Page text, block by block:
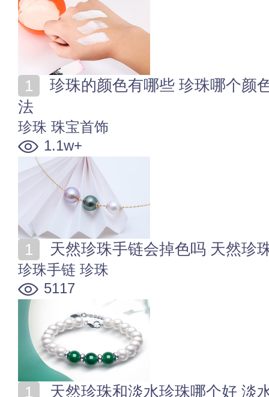
法
珍珠 珠宝首饰
1.1w+
天然珍珠手链会掉色吗 天然珍
珍珠手链 珍珠
5117
天然珍珠和淡水珍珠哪个好 淡